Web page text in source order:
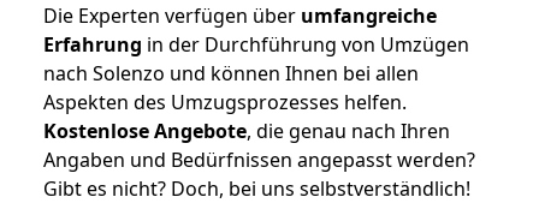
Die Experten verfügen über umfangreiche
Erfahrung in der Durchführung von Umzügen
nach Solenzo und können Ihnen bei allen
Aspekten des Umzugsprozesses helfen.
Kostenlose Angebote, die genau nach Ihren
Angaben und Bedürfnissen angepasst werden?
Gibt es nicht? Doch, bei uns selbstverständlich!